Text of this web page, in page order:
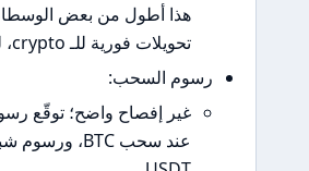
هذا أطول من بعض الوسطاء الذين يعطون
تحويلات فورية للـ crypto، لذا انتبه.
السحب:
غير إفصاح واضح؛ توقّع رسوم بلوكتشين
عند سحب BTC، ورسوم شبكة عند سحب